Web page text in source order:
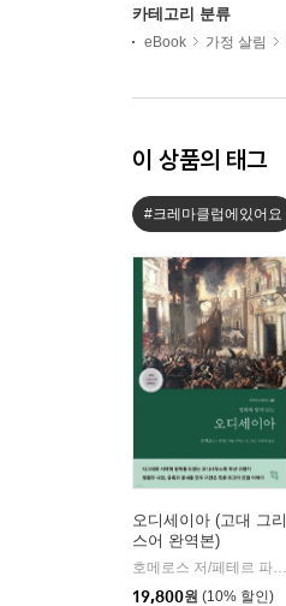
카테고리 분류
eBook 가정 살림
이 상품의 태그
#크레마클럽에있어요
오디세이아 (고대 그리
스어 완역본)
19,800원 (10% 할인)